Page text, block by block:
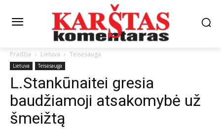
Pradžia Lietuva Teisėsauga
Lietuva Teisėsauga
L.Stankūnaitei gresia
baudžiamoji atsakomybė už
šmeižtą